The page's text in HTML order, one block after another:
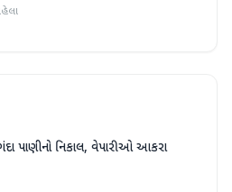
ગંદા પાણીનો નિકાલ, વેપારીઓ આકરા